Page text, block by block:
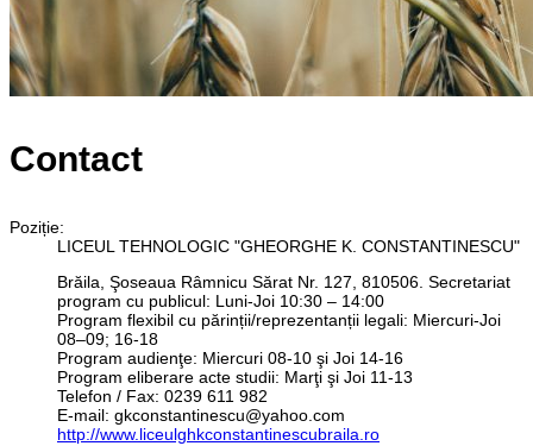
Contact
Poziție:
LICEUL TEHNOLOGIC "GHEORGHE K. CONSTANTINESCU"
Brăila, Şoseaua Râmnicu Sărat Nr. 127, 810506. Secretariat
program cu publicul: Luni-Joi 10:30 – 14:00
Program flexibil cu părinții/reprezentanții legali: Miercuri-Joi
08–09; 16-18
Program audienţe: Miercuri 08-10 şi Joi 14-16
Program eliberare acte studii: Marţi şi Joi 11-13
Telefon / Fax: 0239 611 982
E-mail: gkconstantinescu@yahoo.com
http://www.liceulghkconstantinescubraila.ro